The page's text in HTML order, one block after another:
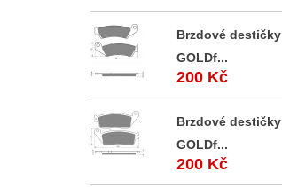
Brzdové destičky
GOLDf...
200 Kč
Brzdové destičky
GOLDf...
200 Kč